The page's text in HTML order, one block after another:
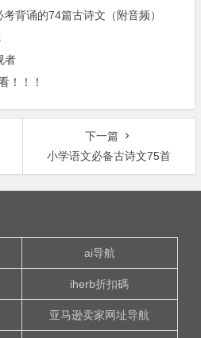
背诵的74篇古诗文（附音频）
者
！！！
下一篇
小学语文必备古诗文75首
ai导航
iherb折扣碼
亚马逊卖家网址导航